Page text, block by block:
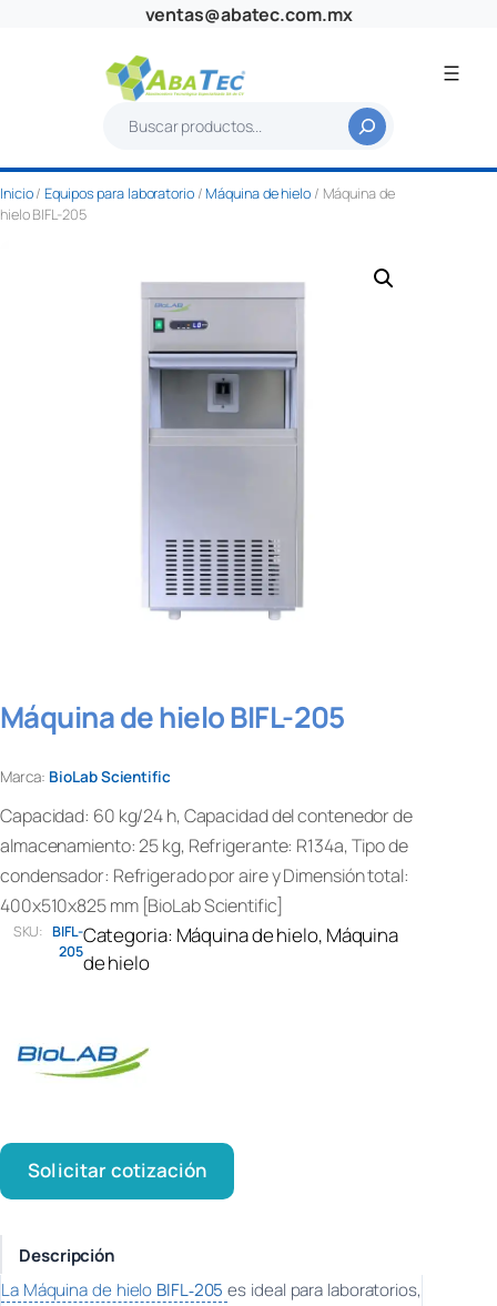
ventas@abatec.com.mx
s
c
Inicio/Equipos para laboratorio/Máquina de hielo/ Máquina de
hielo BIFL-205
Máquina de hielo BIFL-205
Marca: BioLab Scientific
Capacidad: 60 kg/24 h, Capacidad del contenedor de
almacenamiento: 25 kg, Refrigerante: R134a, Tipo de
condensador: Refrigerado por aire y Dimensión total:
400x510x825 mm [BioLab Scientific]
SKU: BIFL-
205
Categoria: Máquina de hielo, Máquina
de hielo
Solicitar cotización
Descripción
La Máquina de hielo BIFL‑205es ideal para laboratorios,